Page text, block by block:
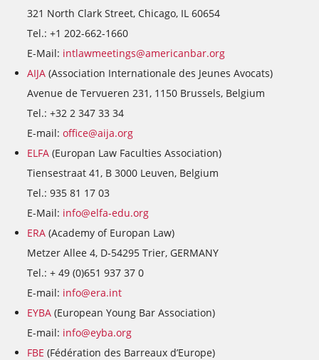
321 North Clark Street, Chicago, IL 60654
Tel.: +1 202-662-1660
E-Mail: intlawmeetings@americanbar.org
AIJA (Association Internationale des Jeunes Avocats)
Avenue de Tervueren 231, 1150 Brussels, Belgium
Tel.: +32 2 347 33 34
E-mail: office@aija.org
ELFA (Europan Law Faculties Association)
Tiensestraat 41, B 3000 Leuven, Belgium
Tel.: 935 81 17 03
E-Mail: info@elfa-edu.org
ERA (Academy of Europan Law)
Metzer Allee 4, D-54295 Trier, GERMANY
Tel.: + 49 (0)651 937 37 0
E-mail: info@era.int
EYBA (European Young Bar Association)
E-mail: info@eyba.org
FBE (Fédération des Barreaux d’Europe)